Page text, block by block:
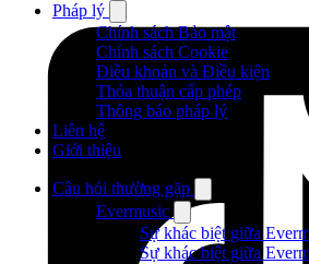
Pháp lý
Chính sách Bảo mật
Chính sách Cookie
Điều khoản và Điều kiện
Thỏa thuận cấp phép
Thông báo pháp lý
Liên hệ
Giới thiệu
Câu hỏi thường gặp
Evermusic
Sự khác biệt giữa
Sự khác biệt giữa